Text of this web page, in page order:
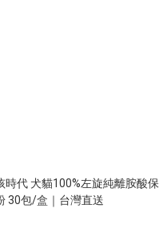
時代 犬貓100%左旋純離胺酸保
30包/盒｜台灣直送